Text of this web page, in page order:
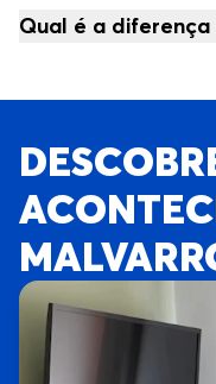
Qual é a diferença